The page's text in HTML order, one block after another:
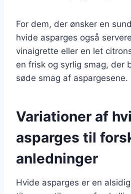
For dem, der ønsker en
hvide asparges også
vinaigrette eller en let
en frisk og syrlig smag, der
søde smag af aspargesene.
Variationer af
asparges til
anledninger
Hvide asparges er en